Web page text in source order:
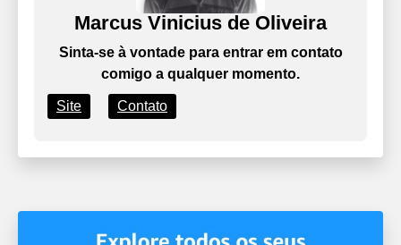
Marcus Vinicius de Oliveira
Sinta-se à vontade para entrar em contato
comigo a qualquer momento.
Site Contato